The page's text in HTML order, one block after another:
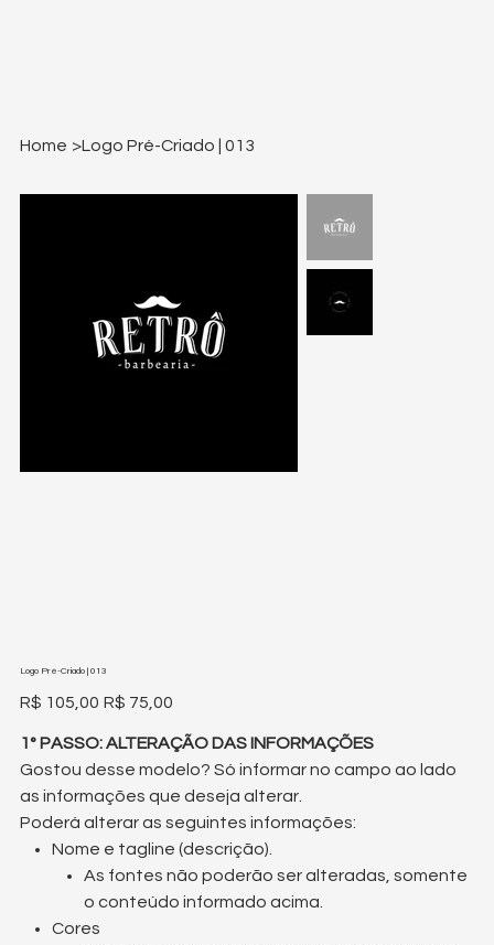
Home >Logo Pré-Criado | 013
Logo Pré-Criado | 013
Preço
original
R$ 105,00 Preço
promocional
R$ 75,00
1° PASSO: ALTERAÇÃO DAS INFORMAÇÕES
Gostou desse modelo? Só informar no campo ao lado
as informações que deseja alterar.
Poderá alterar as seguintes informações:
Nome e tagline (descrição).
As fontes não poderão ser alteradas, somente
o conteúdo informado acima.
Cores